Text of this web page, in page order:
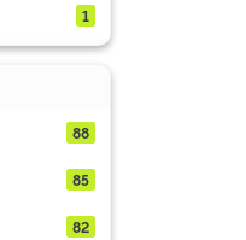
1
88
85
82